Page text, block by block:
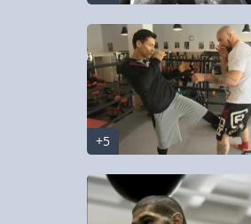
+5